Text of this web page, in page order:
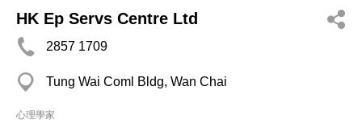
HK Ep Servs Centre Ltd
2857 1709
Tung Wai Coml Bldg, Wan Chai
心理學家